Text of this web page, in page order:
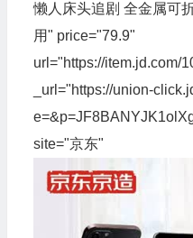
懒人床头追剧 全金属可
用" price="79.9"
url="https://item.jd.com/
_url="https://union-
site="京东"